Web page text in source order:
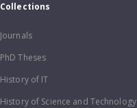
Collections
Journals
PhD Theses
History of IT
History of Science and Technology